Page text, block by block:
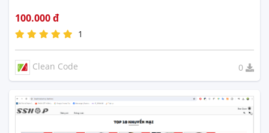
100.000 đ
1
Clean Code 0